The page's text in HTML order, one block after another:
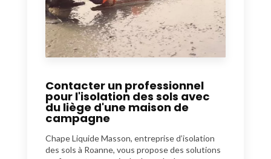
Contacter un professionnel
pour l'isolation des sols avec
du liège d'une maison de
campagne
Chape Liquide Masson, entreprise d’isolation
des sols à Roanne, vous propose des solutions